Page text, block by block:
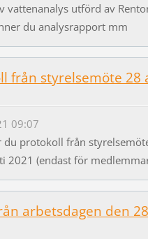
vattenanalys utförd av
du analysrapport mm
från styrelsemöte 28
09:07
du protokoll från
2021 (endast för
arbetsdagen den